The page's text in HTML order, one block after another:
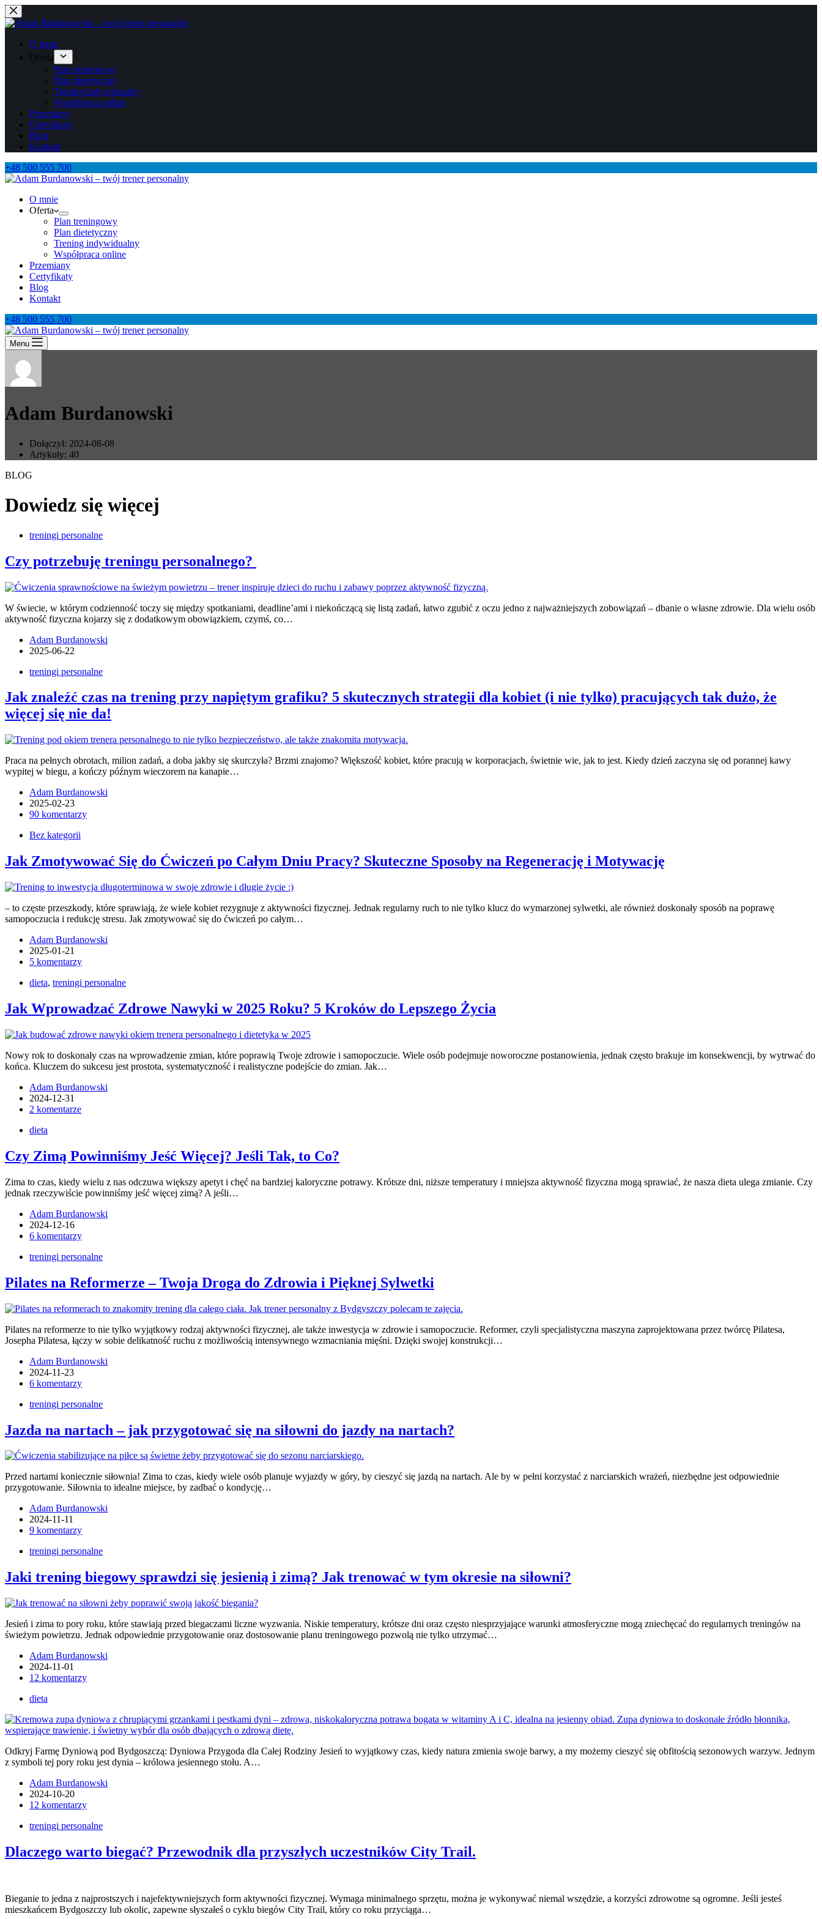
Przejdź
do
O mnie
Oferta
Plan treningowy
Plan dietetyczny
Trening indywidualny
Współpraca online
Przemiany
Certyfikaty
Blog
Kontakt
+48 500 555 700
O mnie
Oferta
Plan treningowy
Plan dietetyczny
Trening indywidualny
Współpraca online
Przemiany
Certyfikaty
Blog
Kontakt
+48 500 555 700
Menu
Adam Burdanowski
Dołączył: 2024-08-08
Artykuły: 40
BLOG
Dowiedz się więcej
treningi personalne
Czy potrzebuję treningu personalnego?
W świecie, w którym codzienność toczy się między spotkaniami, deadline’ami i niekończącą się listą zadań, łatwo zgubić z oczu jedno z najważniejszych zobowiązań – dbanie o własne zdrowie. Dla wielu osób
aktywność fizyczna kojarzy się z dodatkowym obowiązkiem, czymś, co…
Adam Burdanowski
2025-06-22
treningi personalne
Jak znaleźć czas na trening przy napiętym grafiku? 5 skutecznych strategii dla kobiet (i nie tylko) pracujących tak dużo, że
więcej się nie da!
Praca na pełnych obrotach, milion zadań, a doba jakby się skurczyła? Brzmi znajomo? Większość kobiet, które pracują w korporacjach, świetnie wie, jak to jest. Kiedy dzień zaczyna się od porannej kawy
wypitej w biegu, a kończy późnym wieczorem na kanapie…
Adam Burdanowski
2025-02-23
90 komentarzy
Bez kategorii
Jak Zmotywować Się do Ćwiczeń po Całym Dniu Pracy? Skuteczne Sposoby na Regenerację i Motywację
– to częste przeszkody, które sprawiają, że wiele kobiet rezygnuje z aktywności fizycznej. Jednak regularny ruch to nie tylko klucz do wymarzonej sylwetki, ale również doskonały sposób na poprawę
samopoczucia i redukcję stresu. Jak zmotywować się do ćwiczeń po całym…
Adam Burdanowski
2025-01-21
5 komentarzy
dieta, treningi personalne
Jak Wprowadzać Zdrowe Nawyki w 2025 Roku? 5 Kroków do Lepszego Życia
Nowy rok to doskonały czas na wprowadzenie zmian, które poprawią Twoje zdrowie i samopoczucie. Wiele osób podejmuje noworoczne postanowienia, jednak często brakuje im konsekwencji, by wytrwać do
końca. Kluczem do sukcesu jest prostota, systematyczność i realistyczne podejście do zmian. Jak…
Adam Burdanowski
2024-12-31
2 komentarze
dieta
Czy Zimą Powinniśmy Jeść Więcej? Jeśli Tak, to Co?
Zima to czas, kiedy wielu z nas odczuwa większy apetyt i chęć na bardziej kaloryczne potrawy. Krótsze dni, niższe temperatury i mniejsza aktywność fizyczna mogą sprawiać, że nasza dieta ulega zmianie. Czy
jednak rzeczywiście powinniśmy jeść więcej zimą? A jeśli…
Adam Burdanowski
2024-12-16
6 komentarzy
treningi personalne
Pilates na Reformerze – Twoja Droga do Zdrowia i Pięknej Sylwetki
Pilates na reformerze to nie tylko wyjątkowy rodzaj aktywności fizycznej, ale także inwestycja w zdrowie i samopoczucie. Reformer, czyli specjalistyczna maszyna zaprojektowana przez twórcę Pilatesa,
Josepha Pilatesa, łączy w sobie delikatność ruchu z możliwością intensywnego wzmacniania mięśni. Dzięki swojej konstrukcji…
Adam Burdanowski
2024-11-23
6 komentarzy
treningi personalne
Jazda na nartach – jak przygotować się na siłowni do jazdy na nartach?
Przed nartami koniecznie siłownia! Zima to czas, kiedy wiele osób planuje wyjazdy w góry, by cieszyć się jazdą na nartach. Ale by w pełni korzystać z narciarskich wrażeń, niezbędne jest odpowiednie
przygotowanie. Siłownia to idealne miejsce, by zadbać o kondycję…
Adam Burdanowski
2024-11-11
9 komentarzy
treningi personalne
Jaki trening biegowy sprawdzi się jesienią i zimą? Jak trenować w tym okresie na siłowni?
Jesień i zima to pory roku, które stawiają przed biegaczami liczne wyzwania. Niskie temperatury, krótsze dni oraz często niesprzyjające warunki atmosferyczne mogą zniechęcać do regularnych treningów na
świeżym powietrzu. Jednak odpowiednie przygotowanie oraz dostosowanie planu treningowego pozwolą nie tylko utrzymać…
Adam Burdanowski
2024-11-01
12 komentarzy
dieta
Odkryj Farmę Dyniową pod Bydgoszczą: Dyniowa Przygoda dla Całej Rodziny Jesień to wyjątkowy czas, kiedy natura zmienia swoje barwy, a my możemy cieszyć się obfitością sezonowych warzyw. Jednym
z symboli tej pory roku jest dynia – królowa jesiennego stołu. A…
Adam Burdanowski
2024-10-20
12 komentarzy
treningi personalne
Dlaczego warto biegać? Przewodnik dla przyszłych uczestników City Trail.
Bieganie to jedna z najprostszych i najefektywniejszych form aktywności fizycznej. Wymaga minimalnego sprzętu, można je wykonywać niemal wszędzie, a korzyści zdrowotne są ogromne. Jeśli jesteś
mieszkańcem Bydgoszczy lub okolic, zapewne słyszałeś o cyklu biegów City Trail, który co roku przyciąga…